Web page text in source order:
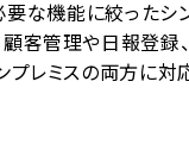
な機能に絞ったシ
客管理や日報登
プレミスの両方に